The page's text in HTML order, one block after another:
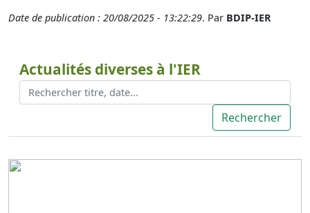
Date de publication : 20/08/2025 - 13:22:29. Par BDIP-IER
Actualités diverses à l'IER